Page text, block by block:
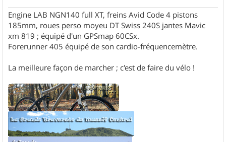
Engine LAB NGN140 full XT, freins Avid Code 4 pistons
185mm, roues perso moyeu DT Swiss 240S jantes Mavic
xm 819 ; équipé d'un GPSmap 60CSx.
Forerunner 405 équipé de son cardio-fréquencemètre.
La meilleure façon de marcher ; c'est de faire du vélo !